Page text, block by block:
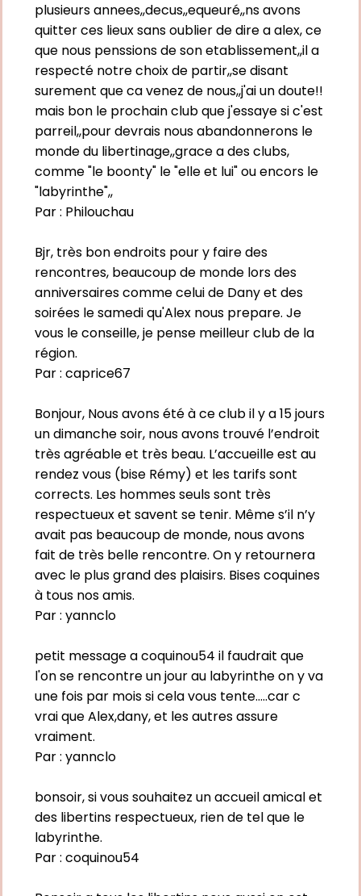
plusieurs annees,,decus,,equeuré,,ns avons
quitter ces lieux sans oublier de dire a alex, ce
que nous penssions de son etablissement,,il a
respecté notre choix de partir,,se disant
surement que ca venez de nous,,j'ai un doute!!
mais bon le prochain club que j'essaye si c'est
parreil,,pour devrais nous abandonnerons le
monde du libertinage,,grace a des clubs,
comme "le boonty" le "elle et lui" ou encors le
"labyrinthe",,
Par : Philouchau
Bjr, très bon endroits pour y faire des
rencontres, beaucoup de monde lors des
anniversaires comme celui de Dany et des
soirées le samedi qu'Alex nous prepare. Je
vous le conseille, je pense meilleur club de la
région.
Par : caprice67
Bonjour, Nous avons été à ce club il y a 15 jours
un dimanche soir, nous avons trouvé l’endroit
très agréable et très beau. L’accueille est au
rendez vous (bise Rémy) et les tarifs sont
corrects. Les hommes seuls sont très
respectueux et savent se tenir. Même s’il n’y
avait pas beaucoup de monde, nous avons
fait de très belle rencontre. On y retournera
avec le plus grand des plaisirs. Bises coquines
à tous nos amis.
Par : yannclo
petit message a coquinou54 il faudrait que
l'on se rencontre un jour au labyrinthe on y va
une fois par mois si cela vous tente.....car c
vrai que Alex,dany, et les autres assure
vraiment.
Par : yannclo
bonsoir, si vous souhaitez un accueil amical et
des libertins respectueux, rien de tel que le
labyrinthe.
Par : coquinou54